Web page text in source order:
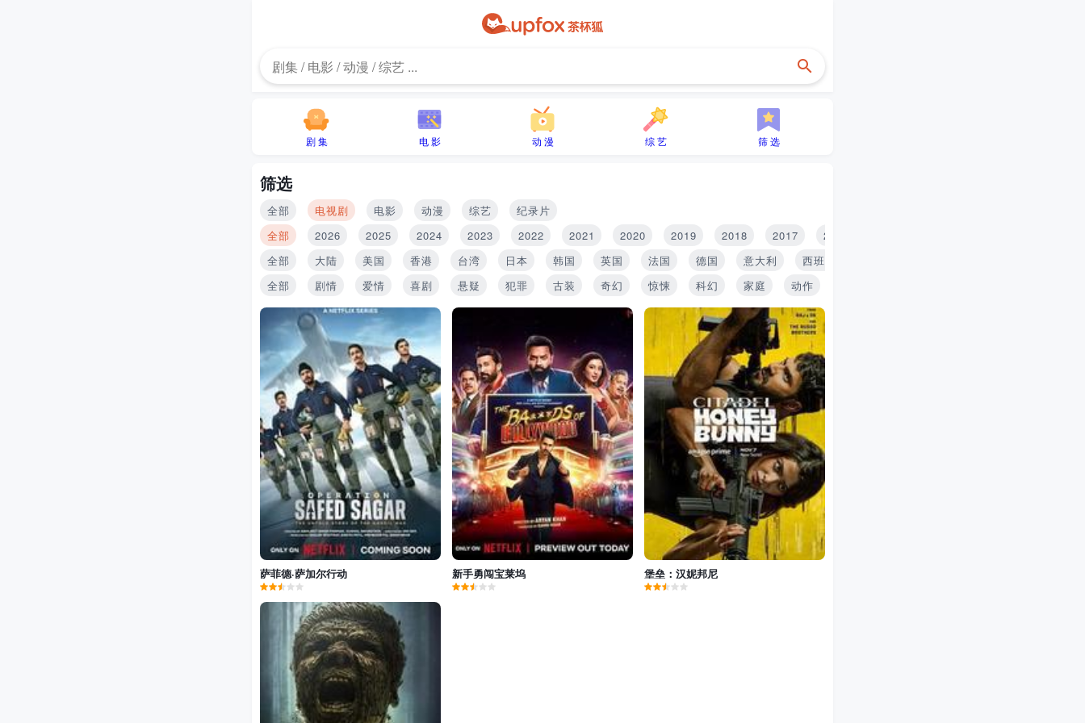
剧 集 电 影 动 漫 综 艺 筛 选
筛选
全部 电视剧 电影 动漫 综艺
纪录片
全部
2026 2025 2024 2023 2022 2021 2020 2019 2018 2017 2016
全部
大陆 美国 香港 台湾 日本 韩国 英国 法国 德国 意大利 西班牙
全部
剧情 爱情 喜剧 悬疑 犯罪 古装 奇幻 惊悚 科幻 家庭 动作
萨菲德·萨加尔行动 新手勇闯宝莱坞 堡垒：汉妮邦尼